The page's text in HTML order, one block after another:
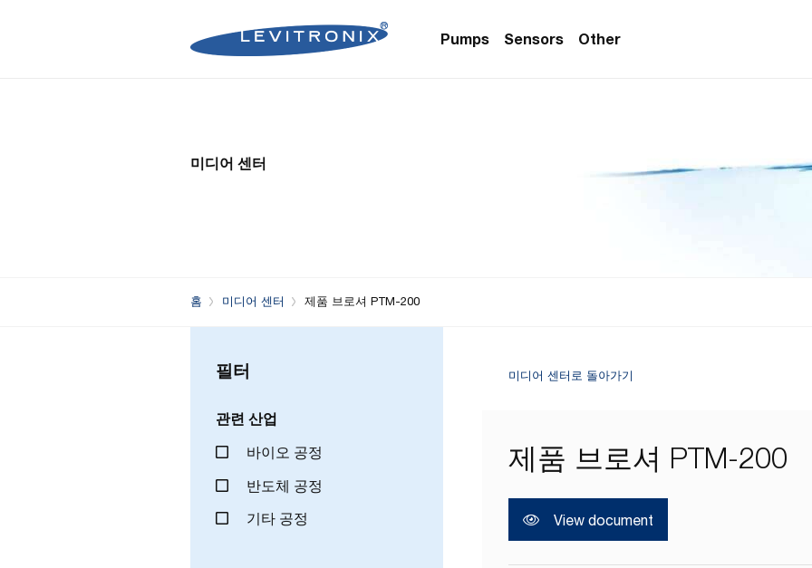
Pumps
Microelectronics Pumps (Solvent Applications)
Sensors
Microelectronics Clamp-On Flow Sensors
Bioprocessing Clamp-On Flow Sensors (First
Other
Bioprocessing Flow Controllers (Single-Use)
미디어 센터
홈 미디어 센터 제품 브로셔 PTM-200
필터
관련 산업
바이오 공정
반도체 공정
기타 공정
미디어 센터로 돌아가기
제품 브로셔 PTM-200
View document